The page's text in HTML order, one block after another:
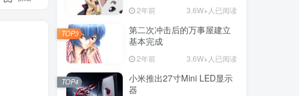
2年前 3.6W+人已阅读
第二次冲击后的万事屋建立
基本完成
2年前 3.6W+人已阅读
TOP3
小米推出27寸Mini LED显示
器
TOP4